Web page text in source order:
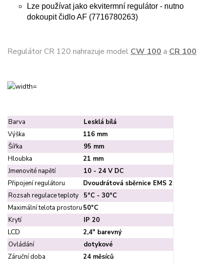
Lze používat jako ekvitermní regulátor - nutno
dokoupit čidlo AF (7716780263)
Regulátor CR 120 nahrazuje model CW 100 a CR 100
Barva
Lesklá bílá
Výška
116 mm
Šířka
95 mm
Hloubka
21 mm
Jmenovité napětí
10 - 24 V DC
Připojení regulátoru
Dvoudrátová sběrnice EMS 2
Rozsah regulace teploty
5°C - 30°C
Maximální telota prostoru 50°C
Krytí
IP 20
LCD
2,4" barevný
Ovládání
dotykové
Záruční doba
24 měsíců